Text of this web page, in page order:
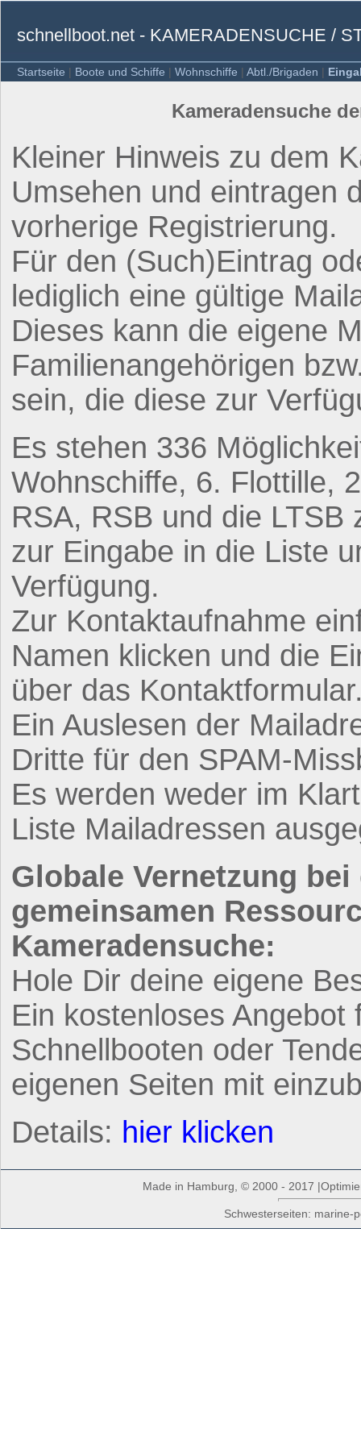
schnellboot.net - KAMERADENSUCHE /
Startseite | Boote und Schiffe | Wohnschiffe | Abtl./Brigaden |
Kameradensuche
Kleiner Hinweis zu dem
Umsehen und eintragen
vorherige Registrierung.
Für den (Such)Eintrag
lediglich eine gültige
Dieses kann die eigene
Familienangehörigen
sein, die diese zur
Es stehen 336
Wohnschiffe, 6. Flottille,
RSA, RSB und die
zur Eingabe in die Liste
Verfügung.
Zur Kontaktaufnahme
Namen klicken und die
über das
Ein Auslesen der
Dritte für den SPAM-
Es werden weder im
Liste Mailadressen
Globale Vernetzung
gemeinsamen
Kameradensuche:
Hole Dir deine eigene
Ein kostenloses
Schnellbooten oder
eigenen Seiten mit
Details: hier klicken
Made in Hamburg, © 2000 - 2017
Schwesterseiten: marine-